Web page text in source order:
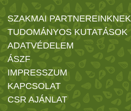
SZAKMAI PARTNEREINKNEK
TUDOMÁNYOS KUTATÁSOK
ADATVÉDELEM
ÁSZF
IMPRESSZUM
KAPCSOLAT
CSR AJÁNLAT